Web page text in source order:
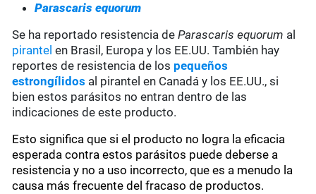
Parascaris equorum
Se ha reportado resistencia deParascaris equorum al
pirantel en Brasil, Europa y los EE.UU. También hay
reportes de resistencia de los pequeños
estrongílidos al pirantel en Canadá y los EE.UU., si
bien estos parásitos no entran dentro de las
indicaciones de este producto.
Esto significa que si el producto no logra la eficacia
esperada contra estos parásitos puede deberse a
resistencia y no a uso incorrecto, que es a menudo la
causa más frecuente del fracaso de productos.